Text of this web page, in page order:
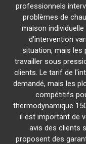
professionnels
problèmes de
maison
d'intervention
situation, mais les
travailler sous
clients. Le tarif de
demandé, mais les
compétitifs
thermodynamique
il est important de
avis des clients
proposent des